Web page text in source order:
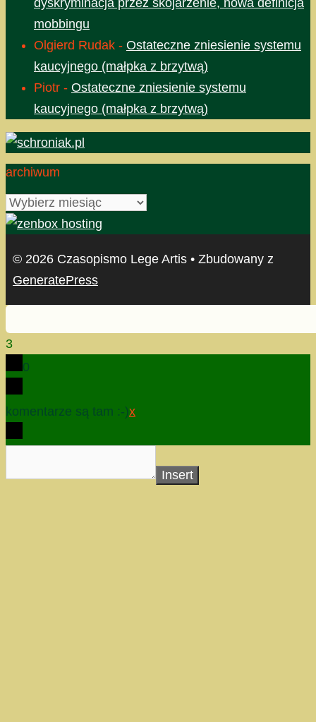
dyskryminacja przez skojarzenie, nowa definicja
mobbingu
Olgierd Rudak - Ostateczne zniesienie systemu
kaucyjnego (małpka z brzytwą)
Piotr - Ostateczne zniesienie systemu
kaucyjnego (małpka z brzytwą)
archiwum
archiwum
© 2026 Czasopismo Lege Artis • Zbudowany z
GeneratePress
3
0
komentarze są tam :-)x
Insert